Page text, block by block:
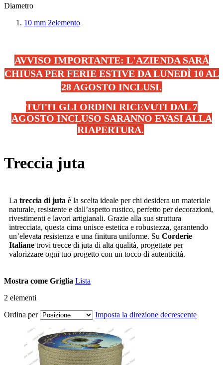
Diametro
10 mm 2elemento
AVVISO IMPORTANTE: L'AZIENDA SARÀ
CHIUSA PER FERIE ESTIVE DA LUNEDÌ 10 AL
28 AGOSTO INCLUSI.
TUTTI GLI ORDINI RICEVUTI DAL 7
AGOSTO INCLUSO SARANNO EVASI ALLA
RIAPERTURA.
Treccia juta
La treccia di juta è la scelta ideale per chi desidera un materiale
naturale, resistente e dall’aspetto rustico, perfetto per decorazioni,
rivestimenti e lavori artigianali. Grazie alla sua struttura
intrecciata, questa cima unisce estetica e robustezza, garantendo
un’elevata resistenza e una finitura uniforme. Su Corderie
Italiane trovi trecce di juta di alta qualità, progettate per
valorizzare ogni tuo progetto con un tocco di autenticità.
Mostra come Griglia Lista
2 elementi
Ordina per
Imposta la direzione decrescente